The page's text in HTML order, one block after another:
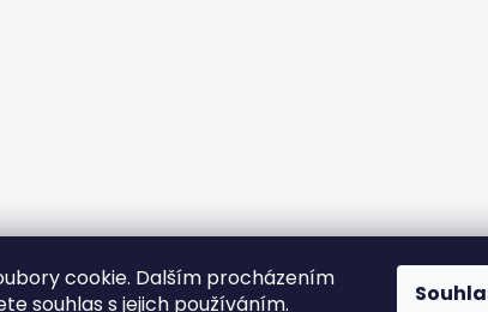
cookie. Dalším procházením
souhlas s jejich používáním.Sledovat na Instagramu